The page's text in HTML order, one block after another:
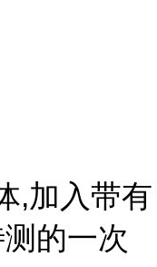
,加入带有
的一次